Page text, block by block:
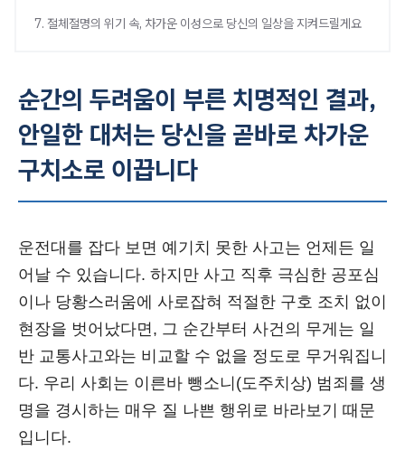
7. 절체절명의 위기 속, 차가운 이성으로 당신의 일상을 지켜드릴게요
순간의 두려움이 부른 치명적인 결과,
안일한 대처는 당신을 곧바로 차가운
구치소로 이끕니다
운전대를 잡다 보면 예기치 못한 사고는 언제든 일
어날 수 있습니다. 하지만 사고 직후 극심한 공포심
이나 당황스러움에 사로잡혀 적절한 구호 조치 없이
현장을 벗어났다면, 그 순간부터 사건의 무게는 일
반 교통사고와는 비교할 수 없을 정도로 무거워집니
다. 우리 사회는 이른바 뺑소니(도주치상) 범죄를 생
명을 경시하는 매우 질 나쁜 행위로 바라보기 때문
입니다.